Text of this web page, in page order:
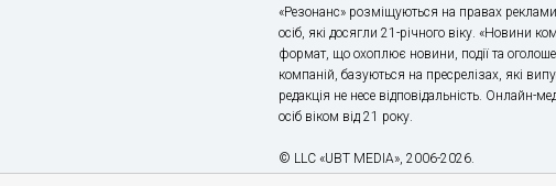
«Резонанс» розміщуються на правах
осіб, які досягли 21-річного віку. «Новини
формат, що охоплює новини, події та
компаній, базуються на пресрелізах, які
редакція не несе відповідальність. Онлайн-
осіб віком від 21 року.
© LLC «UBT MEDIA», 2006-2026.